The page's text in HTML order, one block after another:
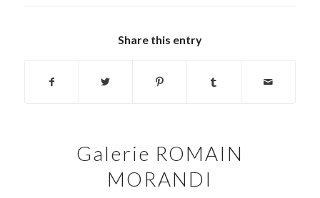
Share this entry
Galerie ROMAIN
MORANDI